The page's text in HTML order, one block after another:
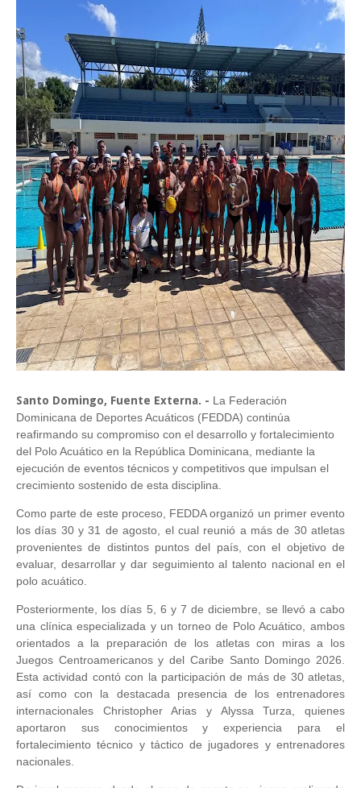
Santo Domingo, Fuente Externa. - La Federación
Dominicana de Deportes Acuáticos (FEDDA) continúa
reafirmando su compromiso con el desarrollo y fortalecimiento
del Polo Acuático en la República Dominicana, mediante la
ejecución de eventos técnicos y competitivos que impulsan el
crecimiento sostenido de esta disciplina.
Como parte de este proceso, FEDDA organizó un primer evento
los días 30 y 31 de agosto, el cual reunió a más de 30 atletas
provenientes de distintos puntos del país, con el objetivo de
evaluar, desarrollar y dar seguimiento al talento nacional en el
polo acuático.
Posteriormente, los días 5, 6 y 7 de diciembre, se llevó a cabo
una clínica especializada y un torneo de Polo Acuático, ambos
orientados a la preparación de los atletas con miras a los
Juegos Centroamericanos y del Caribe Santo Domingo 2026.
Esta actividad contó con la participación de más de 30 atletas,
así como con la destacada presencia de los entrenadores
internacionales Christopher Arias y Alyssa Turza, quienes
aportaron sus conocimientos y experiencia para el
fortalecimiento técnico y táctico de jugadores y entrenadores
nacionales.